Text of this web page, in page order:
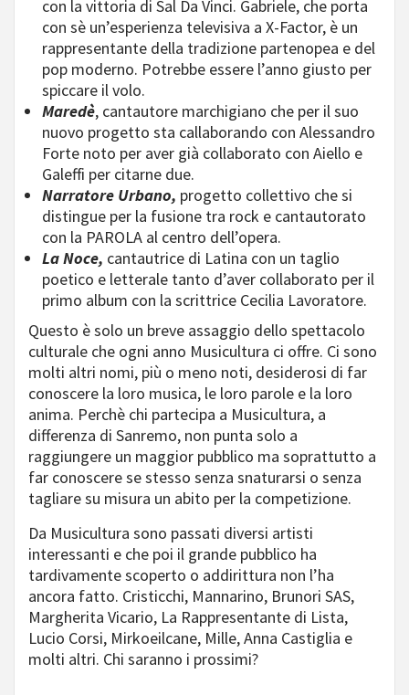
con la vittoria di Sal Da Vinci. Gabriele, che porta
con sè un’esperienza televisiva a X-Factor, è un
rappresentante della tradizione partenopea e del
pop moderno. Potrebbe essere l’anno giusto per
spiccare il volo.
Maredè, cantautore marchigiano che per il suo
nuovo progetto sta callaborando con Alessandro
Forte noto per aver già collaborato con Aiello e
Galeffi per citarne due.
Narratore Urbano, progetto collettivo che si
distingue per la fusione tra rock e cantautorato
con la PAROLA al centro dell’opera.
La Noce, cantautrice di Latina con un taglio
poetico e letterale tanto d’aver collaborato per il
primo album con la scrittrice Cecilia Lavoratore.
Questo è solo un breve assaggio dello spettacolo
culturale che ogni anno Musicultura ci offre. Ci sono
molti altri nomi, più o meno noti, desiderosi di far
conoscere la loro musica, le loro parole e la loro
anima. Perchè chi partecipa a Musicultura, a
differenza di Sanremo, non punta solo a
raggiungere un maggior pubblico ma soprattutto a
far conoscere se stesso senza snaturarsi o senza
tagliare su misura un abito per la competizione.
Da Musicultura sono passati diversi artisti
interessanti e che poi il grande pubblico ha
tardivamente scoperto o addirittura non l’ha
ancora fatto. Cristicchi, Mannarino, Brunori SAS,
Margherita Vicario, La Rappresentante di Lista,
Lucio Corsi, Mirkoeilcane, Mille, Anna Castiglia e
molti altri. Chi saranno i prossimi?